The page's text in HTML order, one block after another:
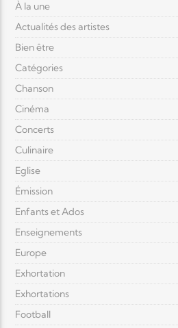
À la une
Actualités des artistes
Bien être
Catégories
Chanson
Cinéma
Concerts
Culinaire
Eglise
Émission
Enfants et Ados
Enseignements
Europe
Exhortation
Exhortations
Football